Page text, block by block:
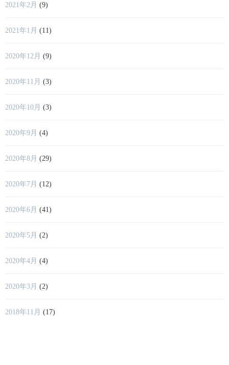
2021年2月 (9)
2021年1月 (11)
2020年12月 (9)
2020年11月 (3)
2020年10月 (3)
2020年9月 (4)
2020年8月 (29)
2020年7月 (12)
2020年6月 (41)
2020年5月 (2)
2020年4月 (4)
2020年3月 (2)
2018年11月 (17)